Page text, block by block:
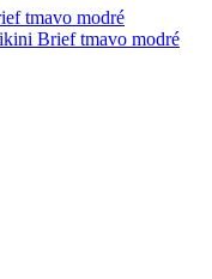
Brief tmavo modré